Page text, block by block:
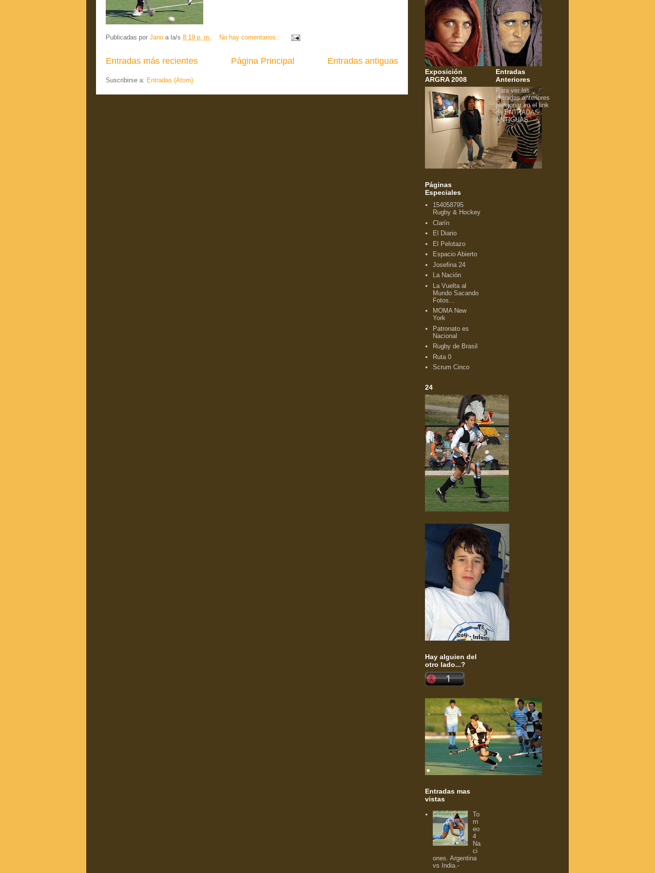
Publicadas por Jano a la/s 8:19 p. m. No hay comentarios.:
Entradas más recientes Entradas antiguas
Página Principal
Suscribirse a: Entradas (Atom)
Exposición
ARGRA 2008
Páginas
Especiales
154058795
Rugby & Hockey
Clarín
El Diario
El Pelotazo
Espacio Abierto
Josefina 24
La Nación
La Vuelta al
Mundo Sacando
Fotos...
MOMA New
York
Patronato es
Nacional
Rugby de Brasil
Ruta 0
Scrum Cinco
24
Hay alguien del
otro lado...?
Entradas mas
vistas
To
rn
eo
4
Na
ci
ones. Argentina
vs India.-
Entradas
Anteriores
Para ver las
entradas anteriores
presionar en el link
de ENTRADAS
ANTIGUAS